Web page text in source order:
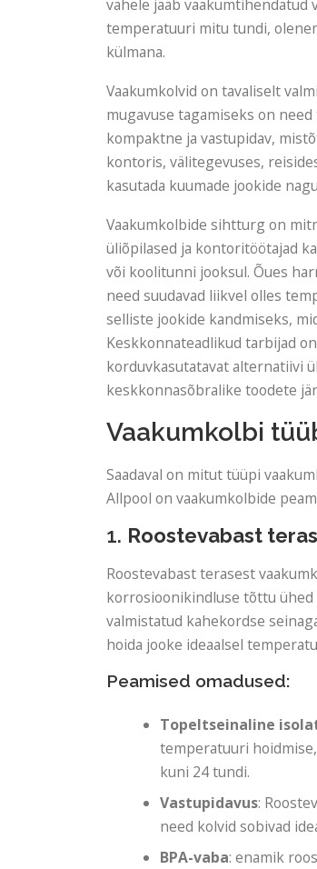
vahele jääb vaakumtihendatud
temperatuuri mitu tundi,
külmana.
Vaakumkolvid on tavaliselt
mugavuse tagamiseks on
kompaktne ja vastupidav,
kontoris, välitegevuses,
kasutada kuumade jookide
Vaakumkolbide sihtturg on
üliõpilased ja kontoritöötajad
või koolitunni jooksul. Õues
need suudavad liikvel olles
selliste jookide kandmiseks,
Keskkonnateadlikud tarbijad
korduvkasutatavat alternatiivi
keskkonnasõbralike toodete
Vaakumkolbi
Saadaval on mitut tüüpi
Allpool on vaakumkolbide
1. Roostevabast
Roostevabast terasest
korrosioonikindluse tõttu ühed
valmistatud kahekordse
hoida jooke ideaalsel
Peamised omadused:
Topeltseinaline
temperatuuri
kuni 24 tundi.
Vastupidavus:
need kolvid sobivad
BPA-vaba: enamik